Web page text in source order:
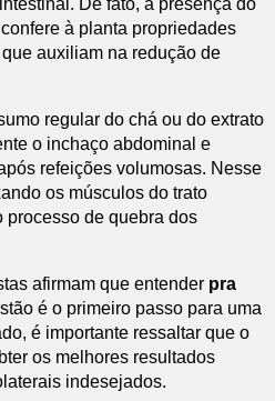
De fato, a presença do
à planta propriedades
auxiliam na redução de
regular do chá ou do extrato
o inchaço abdominal e
refeições volumosas. Nesse
os músculos do trato
processo de quebra dos
afirmam que entender pra
é o primeiro passo para uma
é importante ressaltar que o
os melhores resultados
indesejados.